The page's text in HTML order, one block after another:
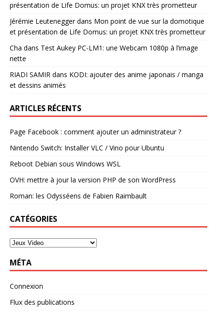
présentation de Life Domus: un projet KNX très prometteur
Jérémie Leuteneggerdans Mon point de vue sur la domotique
et présentation de Life Domus: un projet KNX très prometteur
Cha dans Test Aukey PC-LM1: une Webcam 1080p à l’image
nette
RIADI SAMIR dans KODI: ajouter des anime japonais / manga
et dessins animés
ARTICLES RÉCENTS
Page Facebook : comment ajouter un administrateur ?
Nintendo Switch: Installer VLC / Vino pour Ubuntu
Reboot Debian sous Windows WSL
OVH: mettre à jour la version PHP de son WordPress
Roman: les Odysséens de Fabien Raimbault
CATÉGORIES
MÉTA
Connexion
Flux des publications